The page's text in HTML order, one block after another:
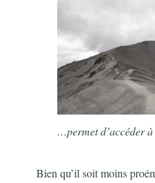
…permet d’accéder
Bien qu’il soit moins